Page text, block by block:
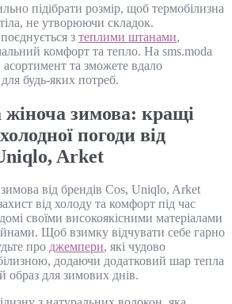
підібрати розмір, щоб термобілизна
не утворюючи складок.
з теплими штанами,
комфорт та тепло. На sms.moda
та зможете вдало
будь-яких потреб.
жіноча зимова: кращі
погоди від
Arket
від брендів Cos, Uniqlo, Arket
від холоду та комфорт під час
своїми високоякісними матеріалами
Щоб взимку відчувати себе гарно
про джемпери, які чудово
додаючи додатковий шар тепла
образ для зимових днів.